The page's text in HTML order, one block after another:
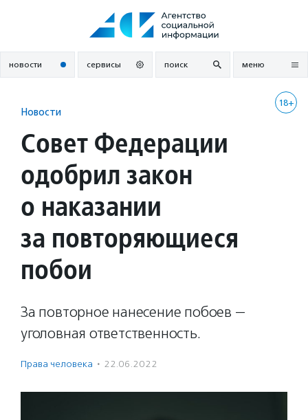
новости сервисы поиск меню
18+
Новости
Совет Федерации
одобрил закон
о наказании
за повторяющиеся
побои
За повторное нанесение побоев —
уголовная ответственность.
Права человека · 22.06.2022